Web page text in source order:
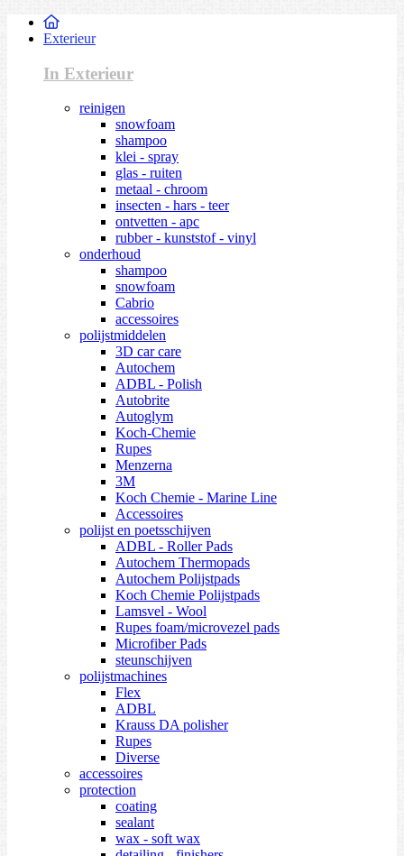
Exterieur
In Exterieur
reinigen
snowfoam
shampoo
klei - spray
glas - ruiten
metaal - chroom
insecten - hars - teer
ontvetten - apc
rubber - kunststof - vinyl
onderhoud
shampoo
snowfoam
Cabrio
accessoires
polijstmiddelen
3D car care
Autochem
ADBL - Polish
Autobrite
Autoglym
Koch-Chemie
Rupes
Menzerna
3M
Koch Chemie - Marine Line
Accessoires
polijst en poetsschijven
ADBL - Roller Pads
Autochem Thermopads
Autochem Polijstpads
Koch Chemie Polijstpads
Lamsvel - Wool
Rupes foam/microvezel pads
Microfiber Pads
steunschijven
polijstmachines
Flex
ADBL
Krauss DA polisher
Rupes
Diverse
accessoires
protection
coating
sealant
wax - soft wax